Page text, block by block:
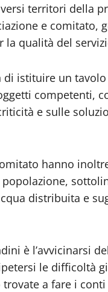
territori della
e comitato,
qualità del
di istituire un
competenti,
e sulle
hanno
distribuita e
è l’avvicinarsi
le difficoltà
a fare i